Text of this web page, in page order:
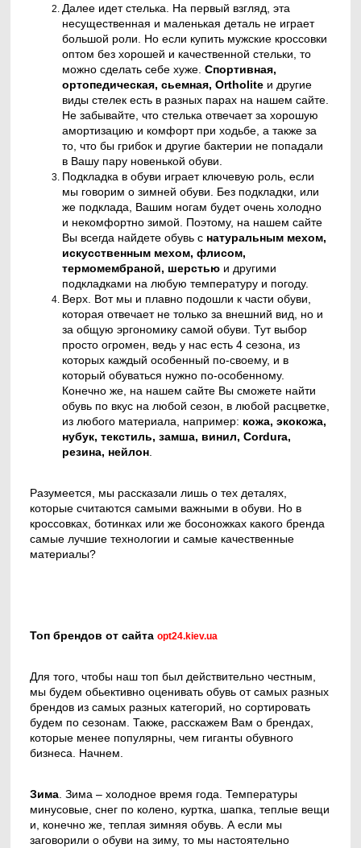
Далее идет стелька. На первый взгляд, эта
несущественная и маленькая деталь не играет
большой роли. Но если купить мужские кроссовки
оптом без хорошей и качественной стельки, то
можно сделать себе хуже.Спортивная,
ортопедическая, сьемная, Ortholite и другие
виды стелек есть в разных парах на нашем сайте.
Не забывайте, что стелька отвечает за хорошую
амортизацию и комфорт при ходьбе, а также за
то, что бы грибок и другие бактерии не попадали
в Вашу пару новенькой обуви.
Подкладка в обуви играет ключевую роль, если
мы говорим о зимней обуви. Без подкладки, или
же подклада, Вашим ногам будет очень холодно
и некомфортно зимой. Поэтому, на нашем сайте
Вы всегда найдете обувь с натуральным мехом,
искусственным мехом, флисом,
термомембраной, шерстью и другими
подкладками на любую температуру и погоду.
Верх. Вот мы и плавно подошли к части обуви,
которая отвечает не только за внешний вид, но и
за общую эргономику самой обуви. Тут выбор
просто огромен, ведь у нас есть 4 сезона, из
которых каждый особенный по-своему, и в
который обуваться нужно по-особенному.
Конечно же, на нашем сайте Вы сможете найти
обувь по вкус на любой сезон, в любой расцветке,
из любого материала, например: кожа, экокожа,
нубук, текстиль, замша, винил,Cordura,
резина, нейлон
Разумеется, мы рассказали лишь о тех деталях,
которые считаются самыми важными в обуви. Но в
кроссовках, ботинках или же босоножках какого бренда
самые лучшие технологии и самые качественные
материалы?
Топ брендов от сайтаopt24.kiev.ua
Для того, чтобы наш топ был действительно честным,
мы будем обьективно оценивать обувь от самых разных
брендов из самых разных категорий, но сортировать
будем по сезонам. Также, расскажем Вам о брендах,
которые менее популярны, чем гиганты обувного
бизнеса. Начнем.
Зима . Зима – холодное время года. Температуры
минусовые, снег по колено, куртка, шапка, теплые вещи
и, конечно же, теплая зимняя обувь. А если мы
заговорили о обуви на зиму, то мы настоятельно